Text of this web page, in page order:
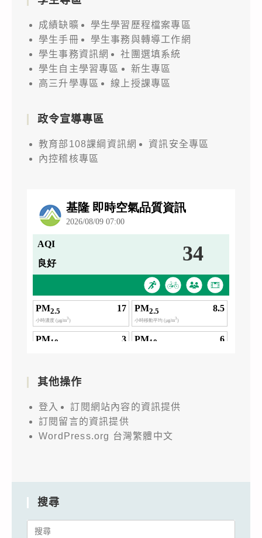
成績缺曠
學生學習歷程檔案專區
學生手冊
學生事務與轉導工作網
學生事務資訊網
社團選填系統
學生自主學習專區
新生專區
高三升學專區
線上授課專區
政令宣導專區
教育部108課綱資訊網
資訊安全專區
內控稽核專區
其他操作
登入
訂閱網站內容的資訊提供
訂閱留言的資訊提供
WordPress.org 台灣繁體中文
搜尋
Search